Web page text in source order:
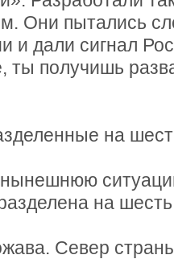
Они пытались
и дали сигнал
ты получишь
на
нынешнюю
на
Север